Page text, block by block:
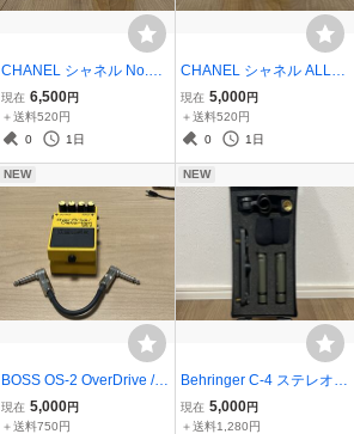
CHANEL シャネル No.5 1
00ml オードゥパルファム
残量多 箱付 定番人気 香水
N°5
現在 6,500円
＋送料520円
0
1日
CHANEL シャネル ALLU
RE アリュール 50ml オー
ドトワレ 残量多 箱付き 人
気香水
現在 5,000円
＋送料520円
0
1日
NEW
BOSS OS-2 OverDrive / D
istortion ボス 歪みペダル
パッチケーブル付 動作確
現在 5,000円
＋送料750円
NEW
Behringer C-4 ステレオコ
ンデンサーマイク 2本セ
ット マッチドペア ケース
現在 5,000円
＋送料1,280円